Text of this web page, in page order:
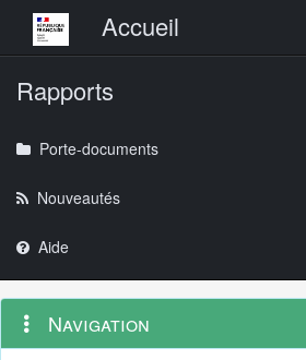
Menu principalAccueil
Rapports
Porte-documents
Nouveautés
Aide
Navigation
outils
Menu
contextuel
Navigation